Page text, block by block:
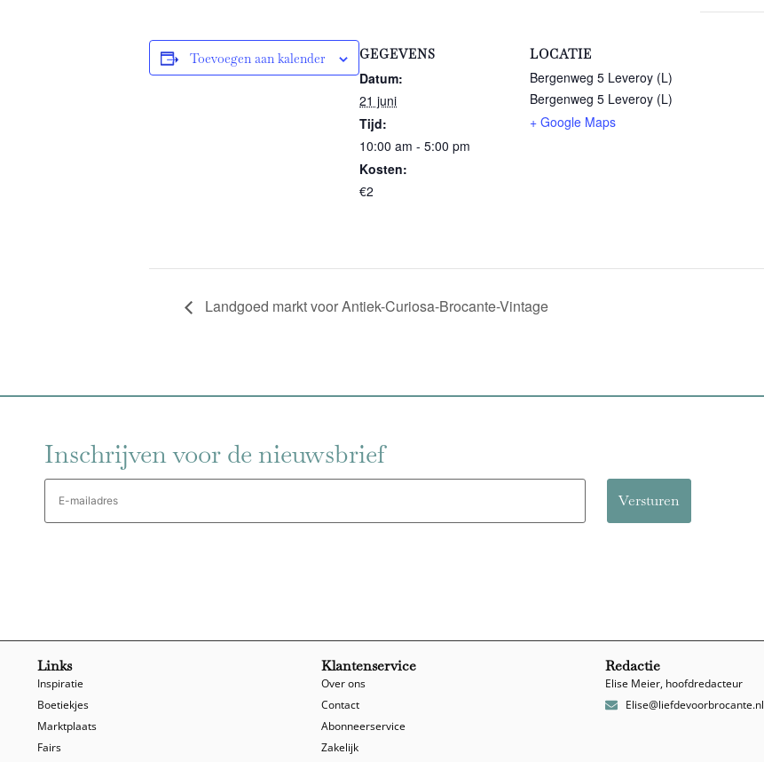
Toevoegen aan kalender GEGEVENS
Datum:
21 juni
Tijd:
10:00 am - 5:00 pm
Kosten:
€2
LOCATIE
Bergenweg 5 Leveroy (L)
Bergenweg 5 Leveroy (L)
+ Google Maps
Landgoed markt voor Antiek-Curiosa-Brocante-Vintage
Inschrijven voor de nieuwsbrief
E-
mailadres
Links
Inspiratie
Boetiekjes
Marktplaats
Fairs
Klantenservice
Over ons
Contact
Abonneerservice
Zakelijk
Redactie
Elise Meier, hoofdredacteur
Elise@liefdevoorbrocante.nl